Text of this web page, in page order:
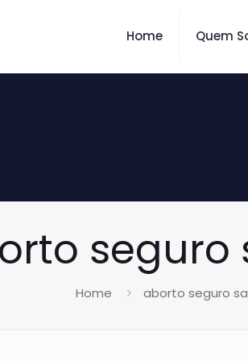
Home Quem
seguro
Home aborto seguro